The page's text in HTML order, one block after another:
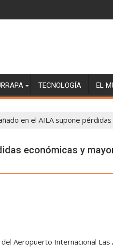
TECNOLOGÍA EL
en el AILA supone
económicas y
Aeropuerto Internacional Las